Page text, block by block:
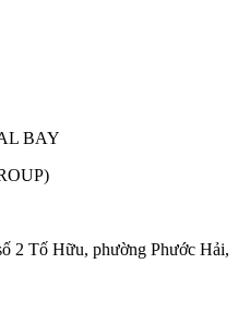
BAY
2 Tố Hữu, phường Phước Hải,